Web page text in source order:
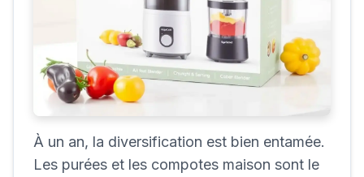
À un an, la diversification est bien entamée.
Les purées et les compotes maison sont le